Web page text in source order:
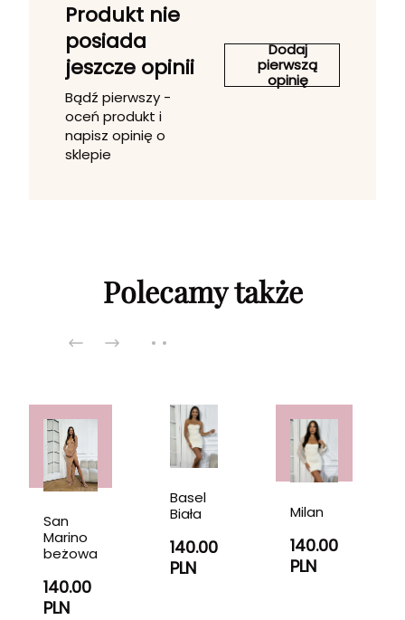
Produkt nie
posiada
jeszcze opinii
Bądź pierwszy -
oceń produkt i
napisz opinię o
sklepie
Dodaj
pierwszą
opinię
Polecamy także
San
Marino
beżowa
140.00
PLN
Basel
Biała
140.00
PLN
Milan
140.00
PLN